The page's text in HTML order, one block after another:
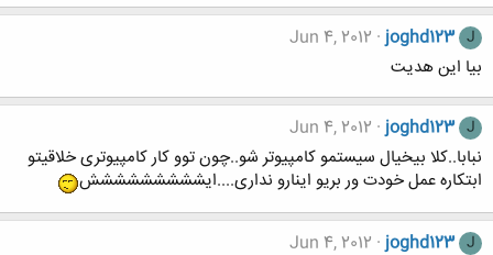
J
joghd123
Jun 4, 2012
بیا این هدیت
J
joghd123
Jun 4, 2012
نبابا..کلا بیخیال سیستمو کامپیوتر شو..چون توو کار کامپیوتری خلاقیتو
ابتکاره عمل خودت ور بریو اینارو نداری....ایششششششششش
J
joghd123
Jun 4, 2012